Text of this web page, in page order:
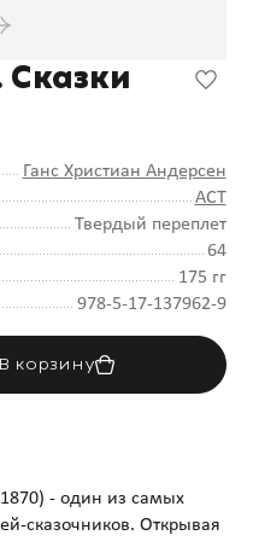
Сказки
Ганс Христиан Андерсен
АСТ
Твердый переплет
64
175 гг
978-5-17-137962-9
В корзину
- один из самых
сказочников. Открывая